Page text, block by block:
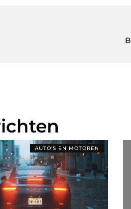
AUTO'S EN MOTOREN